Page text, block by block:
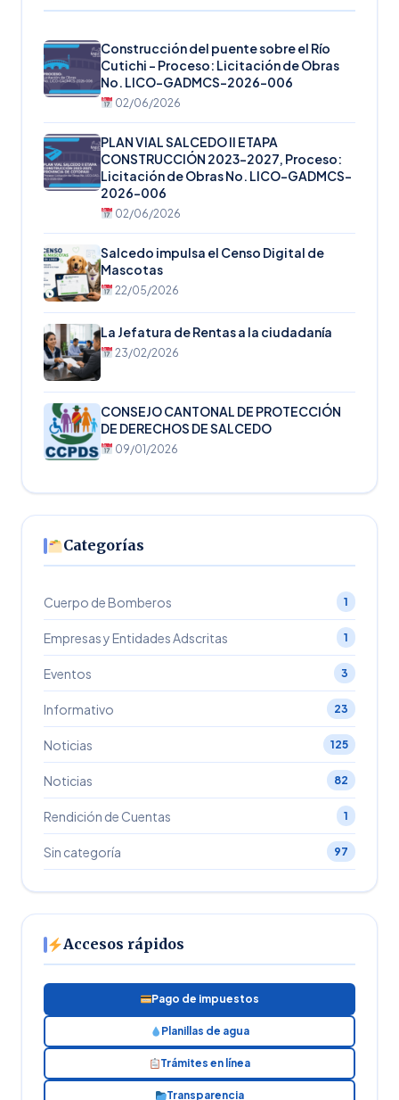
Construcción del puente sobre el Río
Cutichi – Proceso: Licitación de Obras
No. LICO-GADMCS-2026-006
02/06/2026
PLAN VIAL SALCEDO II ETAPA
CONSTRUCCIÓN 2023-2027, Proceso:
Licitación de Obras No. LICO-GADMCS-
2026-006
02/06/2026
Salcedo impulsa el Censo Digital de
Mascotas
22/05/2026
La Jefatura de Rentas a la ciudadanía
23/02/2026
CONSEJO CANTONAL DE PROTECCIÓN
DE DERECHOS DE SALCEDO
09/01/2026
Categorías
Cuerpo de Bomberos 1
Empresas y Entidades Adscritas 1
Eventos 3
Informativo 23
Noticias 125
Noticias 82
Rendición de Cuentas 1
Sin categoría 97
Accesos rápidos
Pago de impuestos
Planillas de agua
Trámites en línea
Transparencia